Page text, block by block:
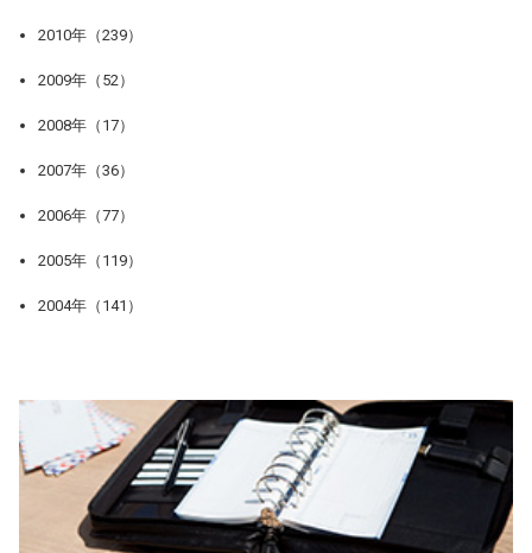
2010年（239）
2009年（52）
2008年（17）
2007年（36）
2006年（77）
2005年（119）
2004年（141）